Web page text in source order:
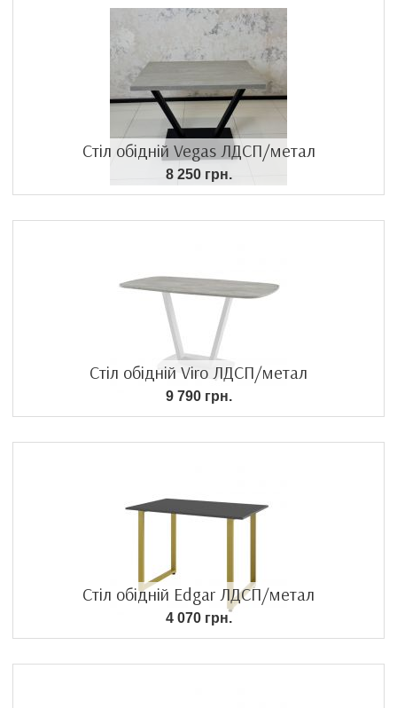
Стіл обідній Vegas ЛДСП/метал
8 250 грн.
Стіл обідній Viro ЛДСП/метал
9 790 грн.
Стіл обідній Edgar ЛДСП/метал
4 070 грн.